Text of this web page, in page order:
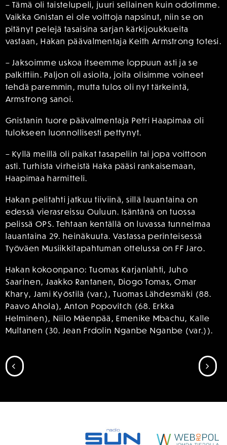
– Tämä oli taistelupeli, juuri sellainen kuin odotimme.
Vaikka Gnistan ei ole voittoja napsinut, niin se on
pitänyt pelejä tasaisina sarjan kärkijoukkueita
vastaan, Hakan päävalmentaja Keith Armstrong totesi.
– Jaksoimme uskoa itseemme loppuun asti ja se
palkittiin. Paljon oli asioita, joita olisimme voineet
tehdä paremmin, mutta tulos oli nyt tärkeintä,
Armstrong sanoi.
Gnistanin tuore päävalmentaja Petri Haapimaa oli
tulokseen luonnollisesti pettynyt.
– Kyllä meillä oli paikat tasapeliin tai jopa voittoon
asti. Turhista virheistä Haka pääsi rankaisemaan,
Haapimaa harmitteli.
Hakan pelitahti jatkuu tiiviinä, sillä lauantaina on
edessä vierasreissu Ouluun. Isäntänä on tuossa
pelissä OPS. Tehtaan kentällä on luvassa tunnelmaa
lauantaina 29. heinäkuuta. Vastassa perinteisessä
Työväen Musiikkitapahtuman ottelussa on FF Jaro.
Hakan kokoonpano: Tuomas Karjanlahti, Juho
Saarinen, Jaakko Rantanen, Diogo Tomas, Omar
Khary, Jami Kyöstilä (var.), Tuomas Lähdesmäki (88.
Paavo Ahola), Anton Popovitch (68. Erkka
Helminen), Niilo Mäenpää, Emenike Mbachu, Kalle
Multanen (30. Jean Frdolin Nganbe Nganbe (var.)).
SIIRRY EDELLISEEN